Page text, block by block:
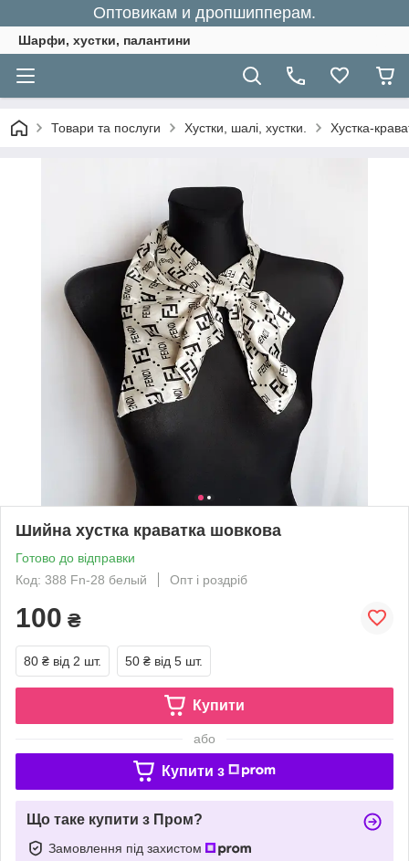
Оптовикам и дропшипперам.
Шарфи, хустки, палантини
Товари та послуги Хустки, шалі, хустки. Хустка-
Шийна хустка краватка шовкова
Готово до відправки
Код: 388 Fn-28 белый
Опт і роздріб
100 ₴
80 ₴ від 2 шт. 50 ₴ від 5 шт.
Купити
або
Купити з
Що таке купити з Пром?
Замовлення під захистом